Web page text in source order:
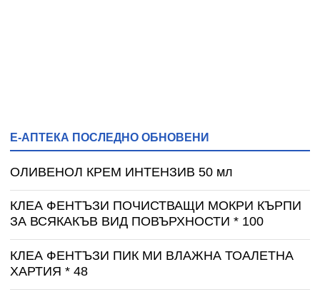
Е-АПТЕКА ПОСЛЕДНО ОБНОВЕНИ
ОЛИВЕНОЛ КРЕМ ИНТЕНЗИВ 50 мл
КЛЕА ФЕНТЪЗИ ПОЧИСТВАЩИ МОКРИ КЪРПИ
ЗА ВСЯКАКЪВ ВИД ПОВЪРХНОСТИ * 100
КЛЕА ФЕНТЪЗИ ПИК МИ ВЛАЖНА ТОАЛЕТНА
ХАРТИЯ * 48